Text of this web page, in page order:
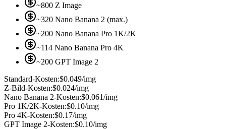
~800 Z Image
~320 Nano Banana 2 (max.)
~200 Nano Banana Pro 1K/2K
~114 Nano Banana Pro 4K
~200 GPT Image 2
Standard-Kosten:$0.049/img
Z-Bild-Kosten:$0.024/img
Nano Banana 2-Kosten:$0.061/img
Pro 1K/2K-Kosten:$0.10/img
Pro 4K-Kosten:$0.17/img
GPT Image 2-Kosten:$0.10/img